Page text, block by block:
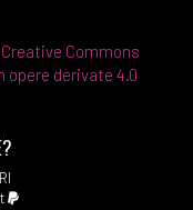
Creative Commons
opere derivate 4.0